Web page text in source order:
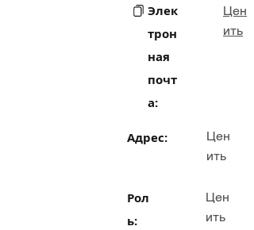
Элек
трон
ная
почт
а:
Цен
ить
Адрес:
Цен
ить
Рол
ь:
Цен
ить